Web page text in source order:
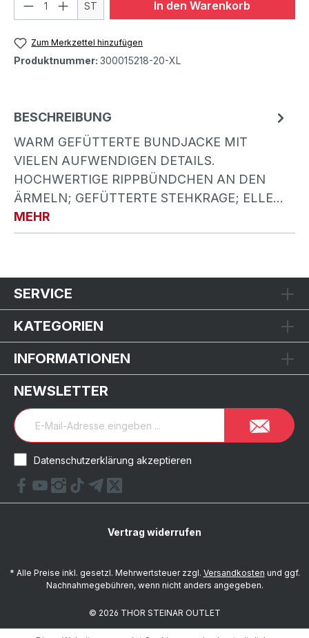
ST In den Warenkorb
Zum Merkzettel hinzufügen
Produktnummer: 300015218-20-XL
BESCHREIBUNG
WARM GEFÜTTERTE BUNDJACKE MIT
VIELEN AUFWENDIGEN DETAILS.
HOCHWERTIGE RIPPBÜNDCHEN AN DEN
ÄRMELN; GEFÜTTERTE STEHKRAGE; ELLE…
MEHR
SERVICE
KATEGORIEN
INFORMATIONEN
NEWSLETTER
Datenschutzerklärung akzeptieren
Vertrag widerrufen
* Alle Preise inkl. gesetzl. Mehrwertsteuer zzgl. Versandkosten und ggf.
Nachnahmegebühren, wenn nicht anders angegeben.
© 2026 THOR STEINAR OUTLET